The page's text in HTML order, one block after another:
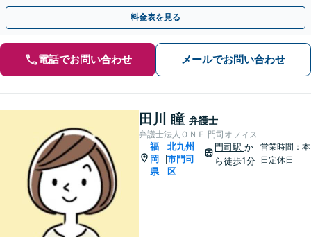
報通信／卸売業／製造業／不動産など、幅広い業種に対応
料金表を見る
電話でお問い合わせ メールでお問い合わせ
田川 瞳 弁護士
弁護士法人ＯＮＥ 門司オフィス
福
岡
県
|
北九州
市門司
区
門司駅 か
ら徒歩1分
営業時間：本
日定休日